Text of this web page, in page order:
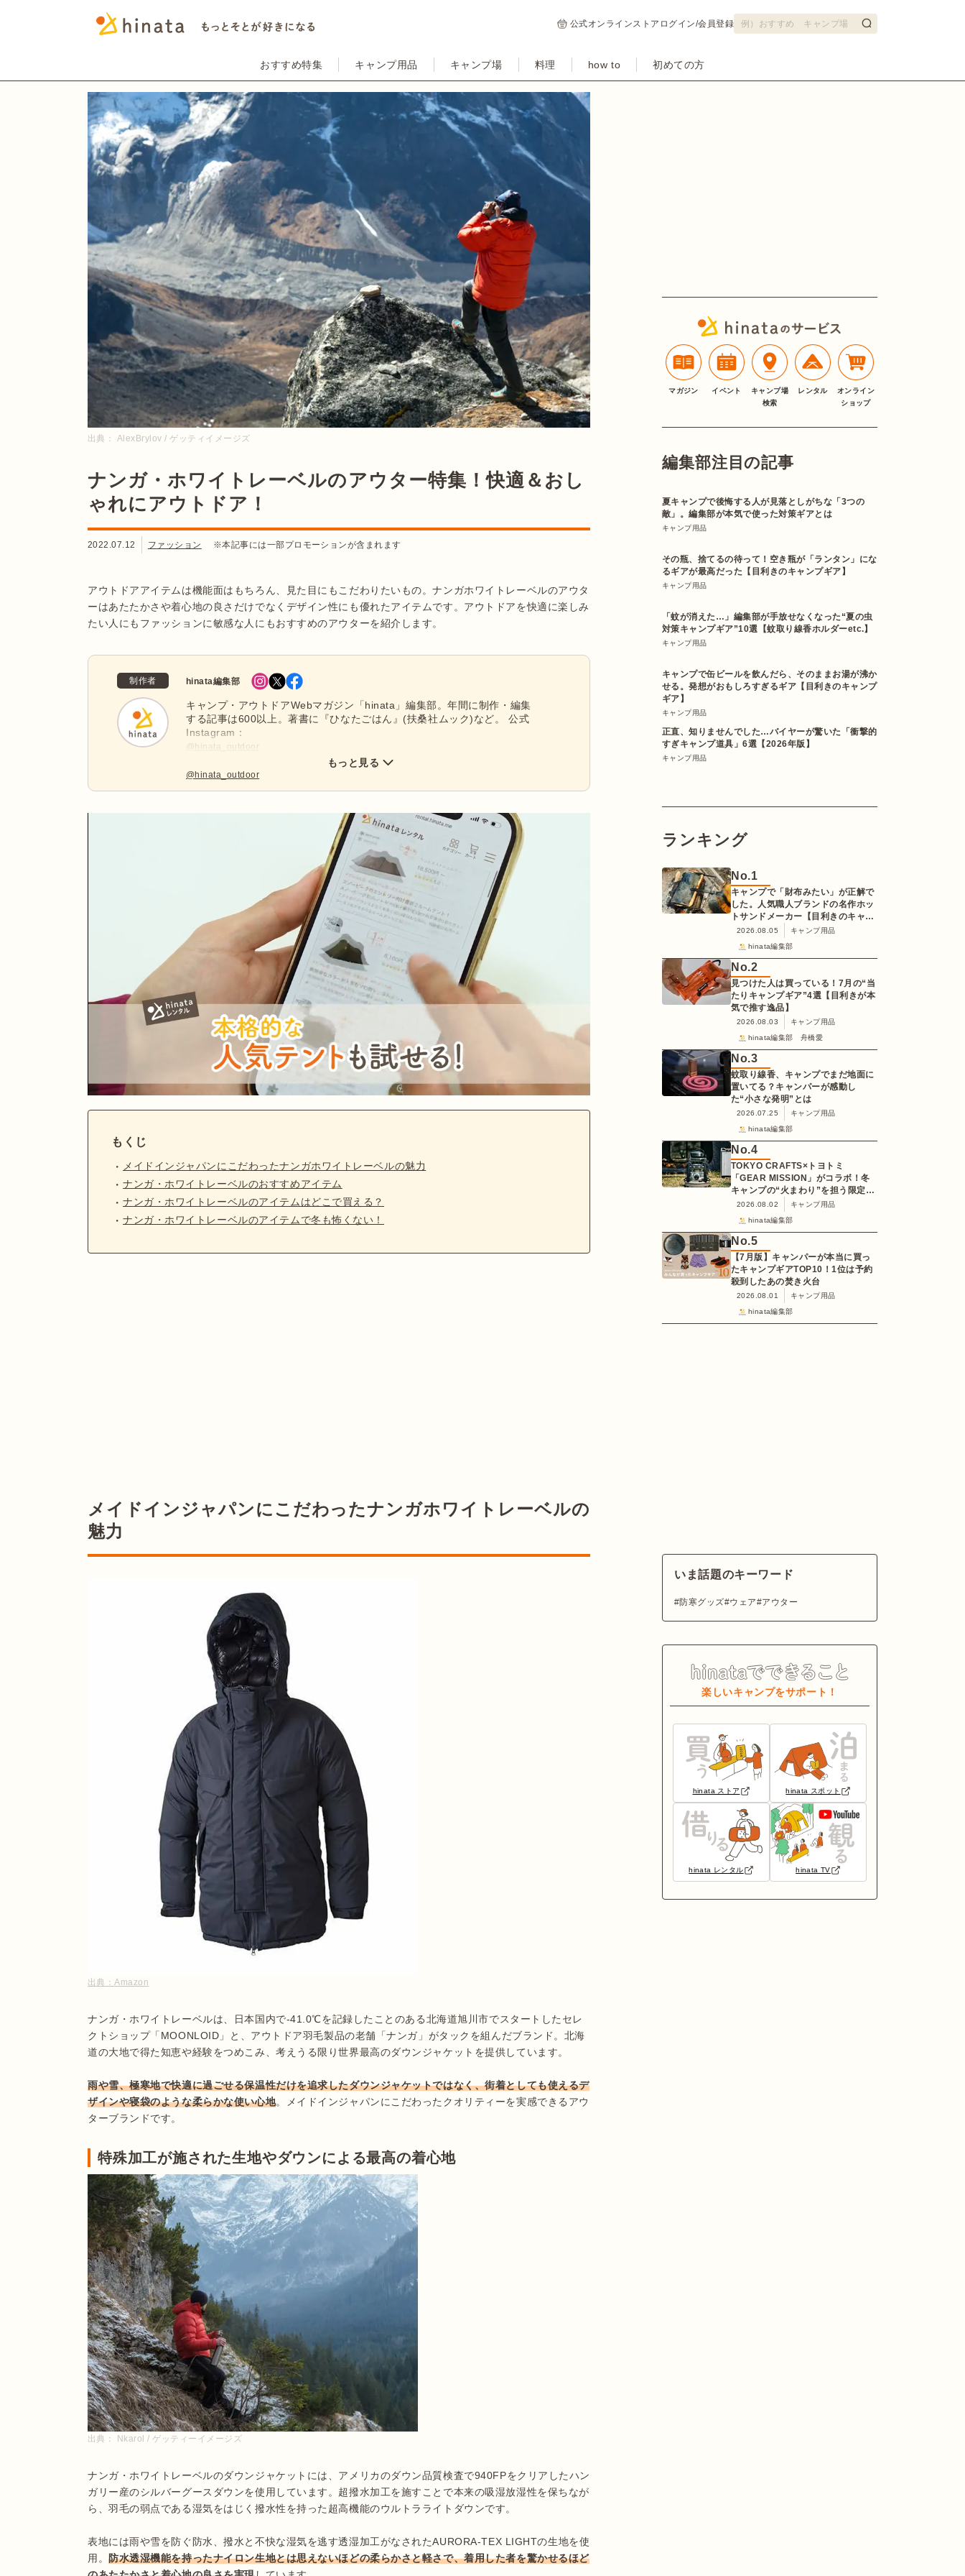
公式オンラインストア ログイン/会員登録
おすすめ特集 キャンプ用品 キャンプ場 料理 how to 初めての方
出典： AlexBrylov / ゲッティイメージズ
ナンガ・ホワイトレーベルのアウター特集！快適＆おし
ゃれにアウトドア！
2022.07.12 ファッション ※本記事には一部プロモーションが含まれます
アウトドアアイテムは機能面はもちろん、見た目にもこだわりたいもの。ナンガホワイトレーベルのアウタ
ーはあたたかさや着心地の良さだけでなくデザイン性にも優れたアイテムです。アウトドアを快適に楽しみ
たい人にもファッションに敏感な人にもおすすめのアウターを紹介します。
制作者 hinata編集部
キャンプ・アウトドアWebマガジン「hinata」編集部。年間に制作・編集
する記事は600以上。著書に『ひなたごはん』(扶桑社ムック)など。 公式
Instagram：
@hinata_outdoor
@hinata_outdoor
もっと見る
もくじ
メイドインジャパンにこだわったナンガホワイトレーベルの魅力
ナンガ・ホワイトレーベルのおすすめアイテム
ナンガ・ホワイトレーベルのアイテムはどこで買える？
ナンガ・ホワイトレーベルのアイテムで冬も怖くない！
メイドインジャパンにこだわったナンガホワイトレーベルの
魅力
出典：Amazon
ナンガ・ホワイトレーベルは、日本国内で-41.0℃を記録したことのある北海道旭川市でスタートしたセレ
クトショップ「MOONLOID」と、アウトドア羽毛製品の老舗「ナンガ」がタックを組んだブランド。北海
道の大地で得た知恵や経験をつめこみ、考えうる限り世界最高のダウンジャケットを提供しています。
雨や雪、極寒地で快適に過ごせる保温性だけを追求したダウンジャケットではなく、街着としても使えるデ
ザインや寝袋のような柔らかな使い心地。メイドインジャパンにこだわったクオリティーを実感できるアウ
ターブランドです。
特殊加工が施された生地やダウンによる最高の着心地
出典： Nkarol / ゲッティーイメージズ
ナンガ・ホワイトレーベルのダウンジャケットには、アメリカのダウン品質検査で940FPをクリアしたハン
ガリー産のシルバーグースダウンを使用しています。超撥水加工を施すことで本来の吸湿放湿性を保ちなが
ら、羽毛の弱点である湿気をはじく撥水性を持った超高機能のウルトラライトダウンです。
表地には雨や雪を防ぐ防水、撥水と不快な湿気を逃す透湿加工がなされたAURORA-TEX LIGHTの生地を使
用。防水透湿機能を持ったナイロン生地とは思えないほどの柔らかさと軽さで、着用した者を驚かせるほど
マガジン イベント
キャンプ場
検索
レンタル
オンライン
ショップ
編集部注目の記事
夏キャンプで後悔する人が見落としがちな「3つの
敵」。編集部が本気で使った対策ギアとは
キャンプ用品
その瓶、捨てるの待って！空き瓶が「ランタン」にな
るギアが最高だった【目利きのキャンプギア】
キャンプ用品
「蚊が消えた…」編集部が手放せなくなった“夏の虫
対策キャンプギア”10選【蚊取り線香ホルダーetc.】
キャンプ用品
キャンプで缶ビールを飲んだら、そのままお湯が沸か
せる。発想がおもしろすぎるギア【目利きのキャンプ
ギア】
キャンプ用品
正直、知りませんでした…バイヤーが驚いた「衝撃的
すぎキャンプ道具」6選【2026年版】
キャンプ用品
ランキング
No.1
キャンプで「財布みたい」が正解で
した。人気職人ブランドの名作ホッ
トサンドメーカー【目利きのキャン
プギア】
2026.08.05
キャンプ用品
hinata編集部
No.2
見つけた人は買っている！7月の“当
たりキャンプギア”4選【目利きが本
気で推す逸品】
2026.08.03
キャンプ用品
hinata編集部 舟橋愛
No.3
蚊取り線香、キャンプでまだ地面に
置いてる？キャンパーが感動し
た“小さな発明”とは
2026.07.25
キャンプ用品
hinata編集部
No.4
TOKYO CRAFTS×トヨトミ
「GEAR MISSION」がコラボ！冬
キャンプの“火まわり”を担う限定
K3クッキングストーブが登場
2026.08.02
キャンプ用品
hinata編集部
No.5
【7月版】キャンパーが本当に買っ
たキャンプギアTOP10！1位は予約
殺到したあの焚き火台
2026.08.01
キャンプ用品
hinata編集部
いま話題のキーワード
防寒グッズ ウェア アウター
楽しいキャンプをサポート！
hinata ストア hinata スポット
hinata レンタル hinata TV